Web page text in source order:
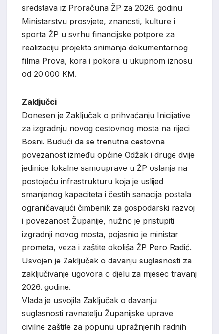
sredstava iz Proračuna ŽP za 2026. godinu
Ministarstvu prosvjete, znanosti, kulture i
sporta ŽP u svrhu financijske potpore za
realizaciju projekta snimanja dokumentarnog
filma Prova, kora i pokora u ukupnom iznosu
od 20.000 KM.
Zaključci
Donesen je Zaključak o prihvaćanju Inicijative
za izgradnju novog cestovnog mosta na rijeci
Bosni. Budući da se trenutna cestovna
povezanost između općine Odžak i druge dvije
jedinice lokalne samouprave u ŽP oslanja na
postojeću infrastrukturu koja je uslijed
smanjenog kapaciteta i čestih sanacija postala
ograničavajući čimbenik za gospodarski razvoj
i povezanost Županije, nužno je pristupiti
izgradnji novog mosta, pojasnio je ministar
prometa, veza i zaštite okoliša ŽP Pero Radić.
Usvojen je Zaključak o davanju suglasnosti za
zaključivanje ugovora o djelu za mjesec travanj
2026. godine.
Vlada je usvojila Zaključak o davanju
suglasnosti ravnatelju Županijske uprave
civilne zaštite za popunu upražnjenih radnih